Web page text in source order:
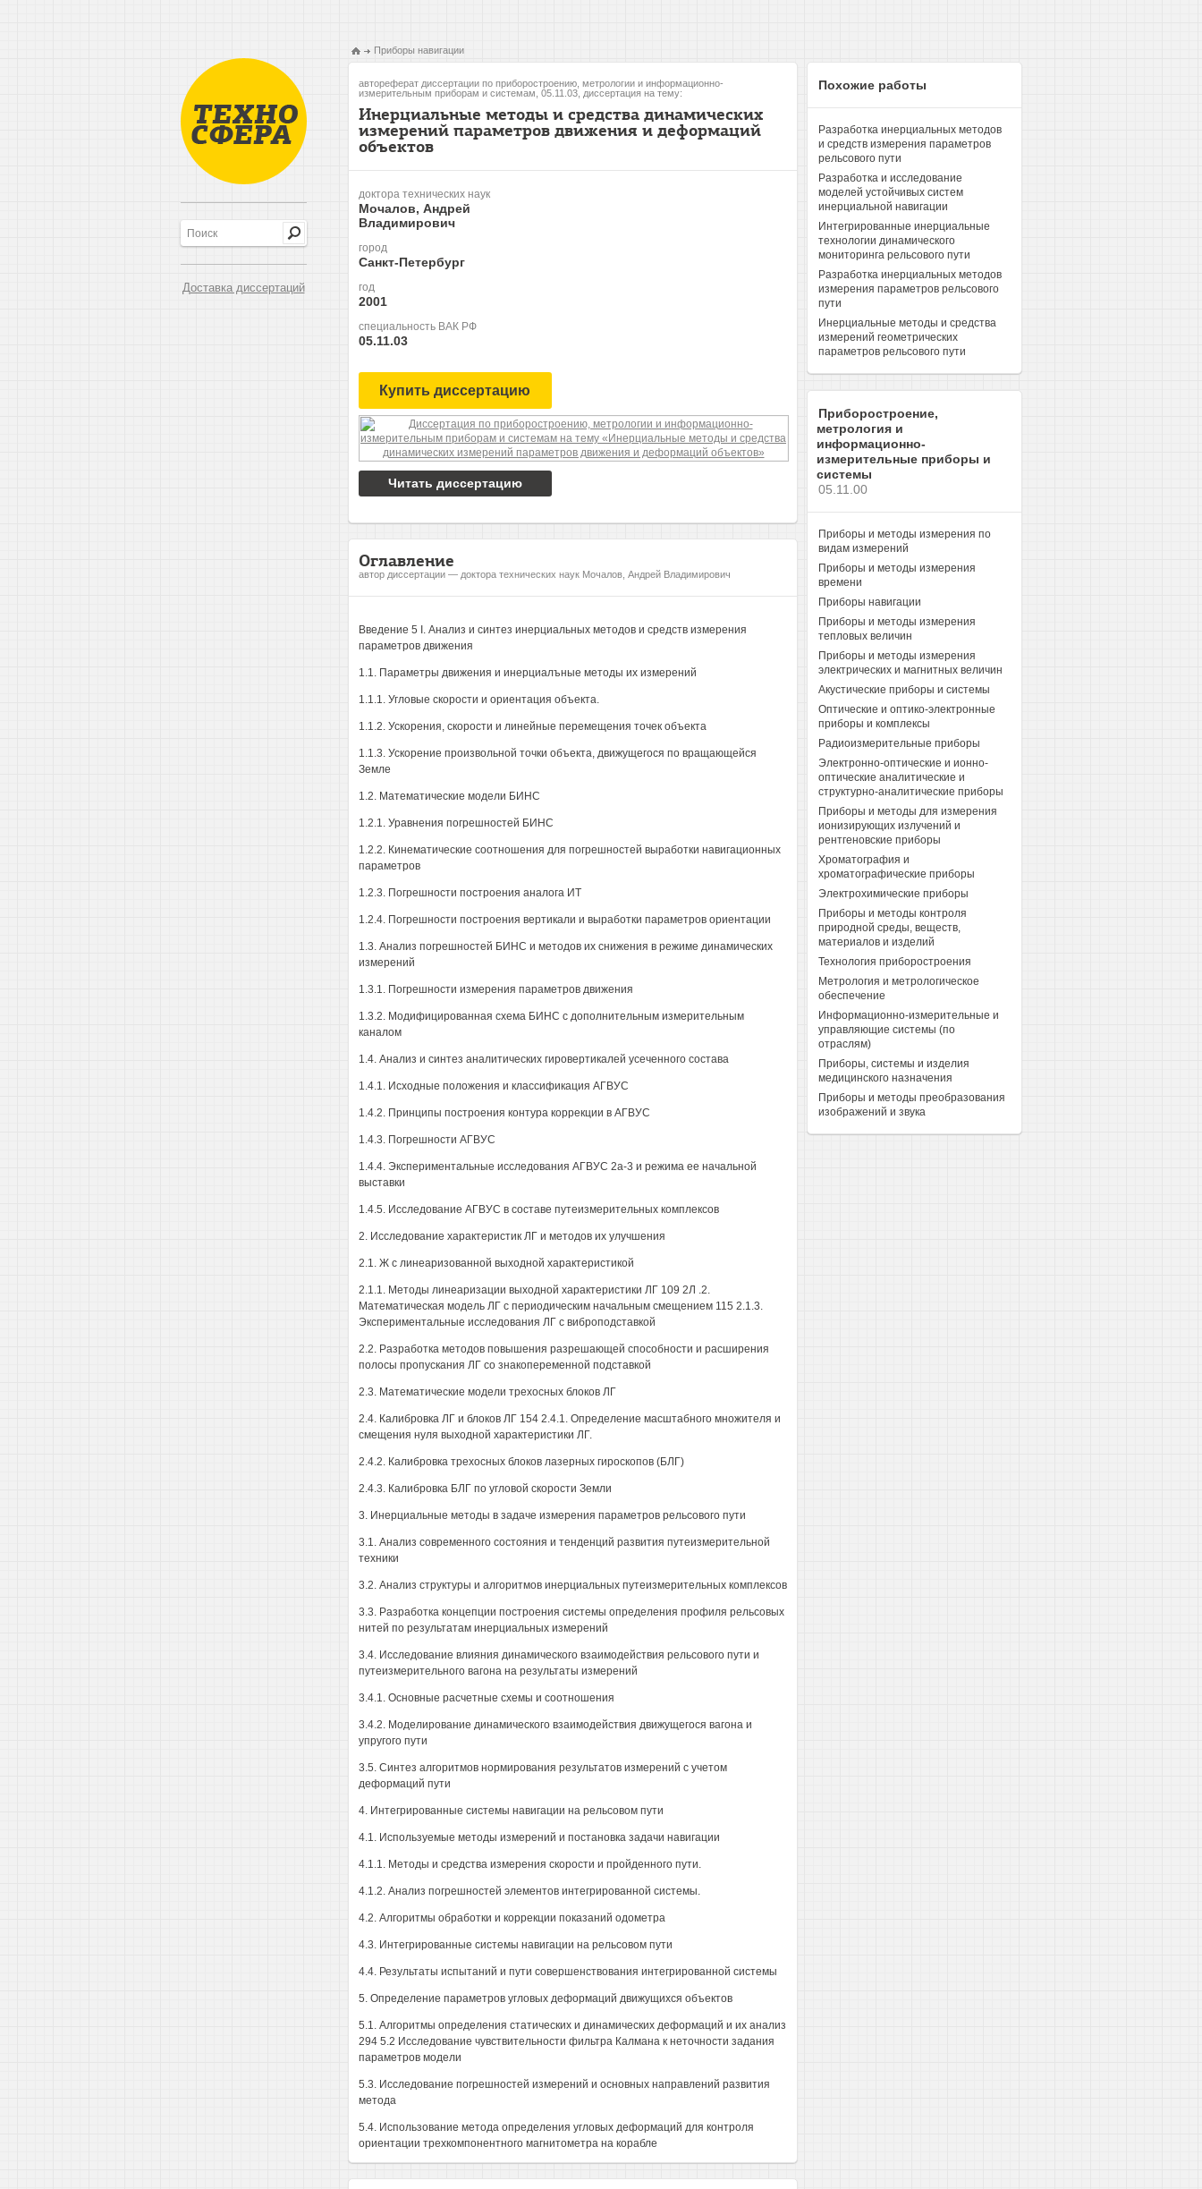
Доставка диссертаций
Приборы навигации
автореферат диссертации по приборостроению, метрологии и информационно-
измерительным приборам и системам, 05.11.03, диссертация на тему:
Инерциальные методы и средства динамических
измерений параметров движения и деформаций
объектов
доктора технических наук
Мочалов, Андрей
Владимирович
город
Санкт-Петербург
год
2001
специальность ВАК РФ
05.11.03
Купить диссертацию
Читать диссертацию
Оглавление
автор диссертации — доктора технических наук Мочалов, Андрей Владимирович
Введение 5 I. Анализ и синтез инерциальных методов и средств измерения
параметров движения
1.1. Параметры движения и инерциалъные методы их измерений
1.1.1. Угловые скорости и ориентация объекта.
1.1.2. Ускорения, скорости и линейные перемещения точек объекта
1.1.3. Ускорение произвольной точки объекта, движущегося по вращающейся
Земле
1.2. Математические модели БИНС
1.2.1. Уравнения погрешностей БИНС
1.2.2. Кинематические соотношения для погрешностей выработки навигационных
параметров
1.2.3. Погрешности построения аналога ИТ
1.2.4. Погрешности построения вертикали и выработки параметров ориентации
1.3. Анализ погрешностей БИНС и методов их снижения в режиме динамических
измерений
1.3.1. Погрешности измерения параметров движения
1.3.2. Модифицированная схема БИНС с дополнительным измерительным
каналом
1.4. Анализ и синтез аналитических гировертикалей усеченного состава
1.4.1. Исходные положения и классификация АГВУС
1.4.2. Принципы построения контура коррекции в АГВУС
1.4.3. Погрешности АГВУС
1.4.4. Экспериментальные исследования АГВУС 2а-3 и режима ее начальной
выставки
1.4.5. Исследование АГВУС в составе путеизмерительных комплексов
2. Исследование характеристик ЛГ и методов их улучшения
2.1. Ж с линеаризованной выходной характеристикой
2.1.1. Методы линеаризации выходной характеристики ЛГ 109 2Л .2.
Математическая модель ЛГ с периодическим начальным смещением 115 2.1.3.
Экспериментальные исследования ЛГ с виброподставкой
2.2. Разработка методов повышения разрешающей способности и расширения
полосы пропускания ЛГ со знакопеременной подставкой
2.3. Математические модели трехосных блоков ЛГ
2.4. Калибровка ЛГ и блоков ЛГ 154 2.4.1. Определение масштабного множителя и
смещения нуля выходной характеристики ЛГ.
2.4.2. Калибровка трехосных блоков лазерных гироскопов (БЛГ)
2.4.3. Калибровка БЛГ по угловой скорости Земли
3. Инерциальные методы в задаче измерения параметров рельсового пути
3.1. Анализ современного состояния и тенденций развития путеизмерительной
техники
3.2. Анализ структуры и алгоритмов инерциальных путеизмерительных комплексов
3.3. Разработка концепции построения системы определения профиля рельсовых
нитей по результатам инерциальных измерений
3.4. Исследование влияния динамического взаимодействия рельсового пути и
путеизмерительного вагона на результаты измерений
3.4.1. Основные расчетные схемы и соотношения
3.4.2. Моделирование динамического взаимодействия движущегося вагона и
упругого пути
3.5. Синтез алгоритмов нормирования результатов измерений с учетом
деформаций пути
4. Интегрированные системы навигации на рельсовом пути
4.1. Используемые методы измерений и постановка задачи навигации
4.1.1. Методы и средства измерения скорости и пройденного пути.
4.1.2. Анализ погрешностей элементов интегрированной системы.
4.2. Алгоритмы обработки и коррекции показаний одометра
4.3. Интегрированные системы навигации на рельсовом пути
4.4. Результаты испытаний и пути совершенствования интегрированной системы
5. Определение параметров угловых деформаций движущихся объектов
5.1. Алгоритмы определения статических и динамических деформаций и их анализ
294 5.2 Исследование чувствительности фильтра Калмана к неточности задания
параметров модели
5.3. Исследование погрешностей измерений и основных направлений развития
метода
5.4. Использование метода определения угловых деформаций для контроля
ориентации трехкомпонентного магнитометра на корабле
Похожие работы
Разработка инерциальных методов
и средств измерения параметров
рельсового пути
Разработка и исследование
моделей устойчивых систем
инерциальной навигации
Интегрированные инерциальные
технологии динамического
мониторинга рельсового пути
Разработка инерциальных методов
измерения параметров рельсового
пути
Инерциальные методы и средства
измерений геометрических
параметров рельсового пути
Приборостроение,
метрология и
информационно-
измерительные приборы и
системы
05.11.00
Приборы и методы измерения по
видам измерений
Приборы и методы измерения
времени
Приборы навигации
Приборы и методы измерения
тепловых величин
Приборы и методы измерения
электрических и магнитных величин
Акустические приборы и системы
Оптические и оптико-электронные
приборы и комплексы
Радиоизмерительные приборы
Электронно-оптические и ионно-
оптические аналитические и
структурно-аналитические приборы
Приборы и методы для измерения
ионизирующих излучений и
рентгеновские приборы
Хроматография и
хроматографические приборы
Электрохимические приборы
Приборы и методы контроля
природной среды, веществ,
материалов и изделий
Технология приборостроения
Метрология и метрологическое
обеспечение
Информационно-измерительные и
управляющие системы (по
отраслям)
Приборы, системы и изделия
медицинского назначения
Приборы и методы преобразования
изображений и звука